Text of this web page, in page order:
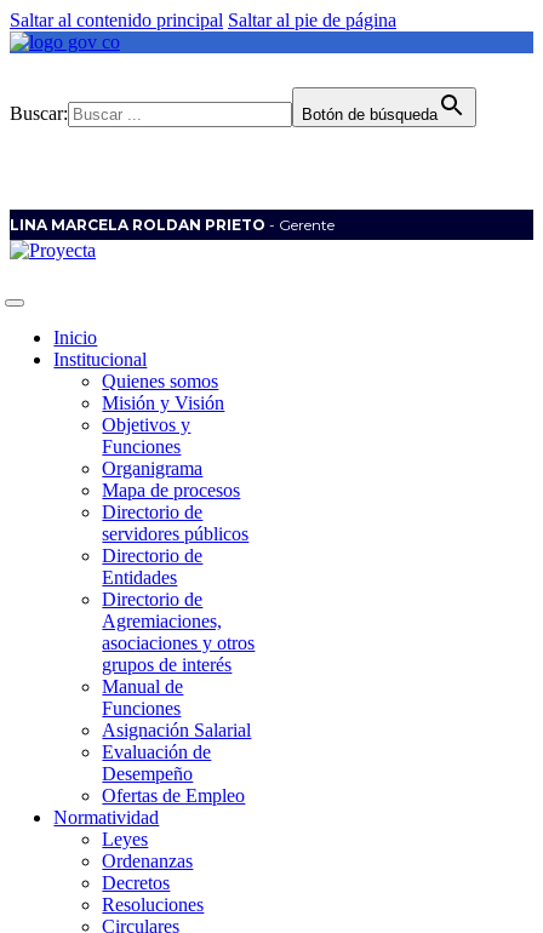
Saltar al contenido principal Saltar al pie de página
Buscar: Botón de búsqueda
LINA MARCELA ROLDAN PRIETO - Gerente
Inicio
Institucional
Quienes somos
Misión y Visión
Objetivos y
Funciones
Organigrama
Mapa de procesos
Directorio de
servidores públicos
Directorio de
Entidades
Directorio de
Agremiaciones,
asociaciones y otros
grupos de interés
Manual de
Funciones
Asignación Salarial
Evaluación de
Desempeño
Ofertas de Empleo
Normatividad
Leyes
Ordenanzas
Decretos
Resoluciones
Circulares